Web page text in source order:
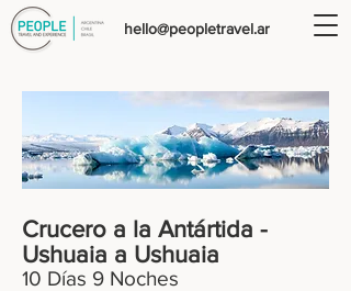
hello@peopletravel.ar
Crucero a la Antártida -
Ushuaia a Ushuaia
10 Días 9 Noches